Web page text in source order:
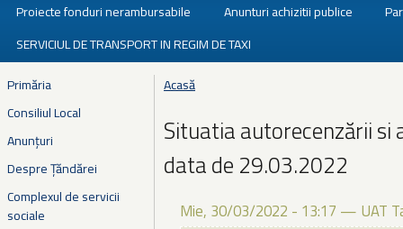
Proiecte fonduri nerambursabile
Anunturi achizitii publice
SERVICIUL DE TRANSPORT IN REGIM DE TAXI
Primăria
Consiliul Local
Anunțuri
Despre Țăndărei
Complexul de servicii
sociale
Eşti aici
Acasă
Situatia autorecenzării
data de 29.03.2022
Mie, 30/03/2022 - 13:17 — UAT